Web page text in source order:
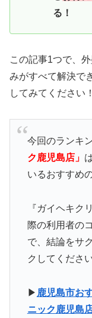
る！
この記事1つで、
みがすべて解決で
してみてください！
今回のランキ
ク鹿児島店」
いるおすすめ
『ガイヘキク
際の利用者の
で、結論をサ
クしてください
▶ 鹿児島市お
ニック鹿児島